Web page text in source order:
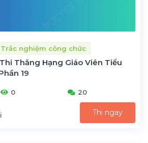
Trắc nghiệm công chức
Thăng Hạng Giáo Viên Tiểu
19
0 20
Thi ngay